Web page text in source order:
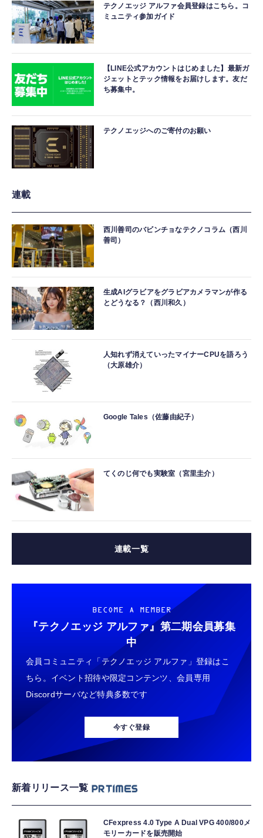
テクノエッジ アルファ会員登録はこちら。コ
ミュニティ参加ガイド
【LINE公式アカウントはじめました】最新ガ
ジェットとテック情報をお届けします。友だ
ち募集中。
テクノエッジへのご寄付のお願い
連載
西川善司のバビンチョなテクノコラム（西川
善司）
生成AIグラビアをグラビアカメラマンが作る
とどうなる？（西川和久）
人知れず消えていったマイナーCPUを語ろう
（大原雄介）
Google Tales（佐藤由紀子）
てくのじ何でも実験室（宮里圭介）
連載一覧
BECOME A MEMBER
『テクノエッジ アルファ』 第二期会員募集
中
会員コミュニティ「テクノエッジ アルファ」登録はこ
ちら。イベント招待や限定コンテンツ、会員専用
Discordサーバなど特典多数です
今すぐ登録
新着リリース一覧
CFexpress 4.0 Type A Dual VPG 400/800メ
モリーカードを販売開始